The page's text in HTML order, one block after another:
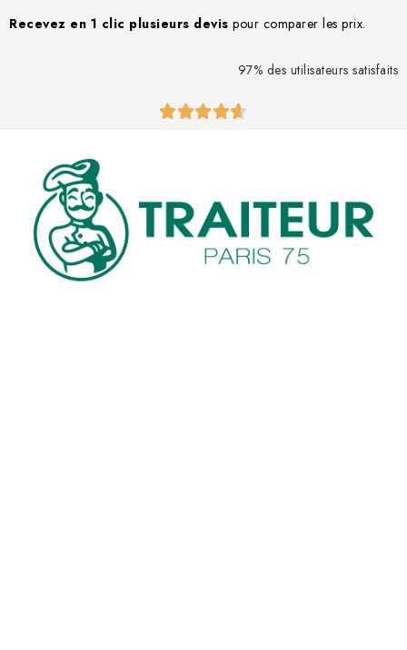
Recevez en 1 clic plusieurs devis pour comparer les prix.
97% des utilisateurs satisfaits
